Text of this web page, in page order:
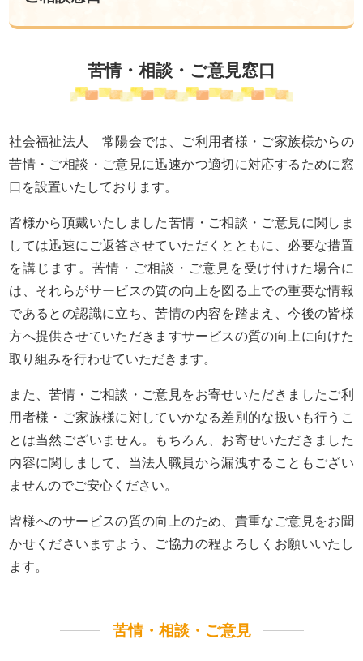
苦情・相談・ご意見窓口
社会福祉法人 常陽会では、ご利用者様・ご家族様からの
苦情・ご相談・ご意見に迅速かつ適切に対応するために窓
口を設置いたしております。
皆様から頂戴いたしました苦情・ご相談・ご意見に関しま
しては迅速にご返答させていただくとともに、必要な措置
を講じます。苦情・ご相談・ご意見を受け付けた場合に
は、それらがサービスの質の向上を図る上での重要な情報
であるとの認識に立ち、苦情の内容を踏まえ、今後の皆様
方へ提供させていただきますサービスの質の向上に向けた
取り組みを行わせていただきます。
また、苦情・ご相談・ご意見をお寄せいただきましたご利
用者様・ご家族様に対していかなる差別的な扱いも行うこ
とは当然ございません。もちろん、お寄せいただきました
内容に関しまして、当法人職員から漏洩することもござい
ませんのでご安心ください。
皆様へのサービスの質の向上のため、貴重なご意見をお聞
かせくださいますよう、ご協力の程よろしくお願いいたし
ます。
苦情・相談・ご意見